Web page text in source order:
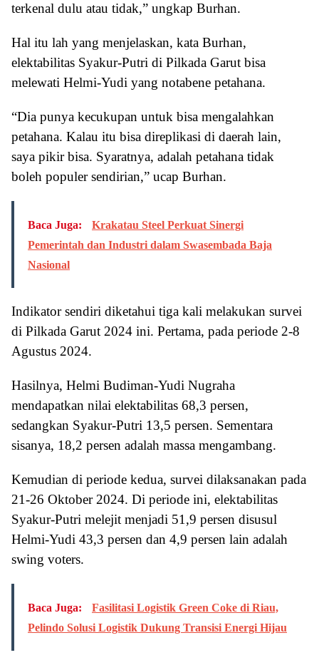
terkenal dulu atau tidak,” ungkap Burhan.
Hal itu lah yang menjelaskan, kata Burhan,
elektabilitas Syakur-Putri di Pilkada Garut bisa
melewati Helmi-Yudi yang notabene petahana.
“Dia punya kecukupan untuk bisa mengalahkan
petahana. Kalau itu bisa direplikasi di daerah lain,
saya pikir bisa. Syaratnya, adalah petahana tidak
boleh populer sendirian,” ucap Burhan.
Baca Juga:
Krakatau Steel Perkuat Sinergi
Pemerintah dan Industri dalam Swasembada Baja
Nasional
Indikator sendiri diketahui tiga kali melakukan survei
di Pilkada Garut 2024 ini. Pertama, pada periode 2-8
Agustus 2024.
Hasilnya, Helmi Budiman-Yudi Nugraha
mendapatkan nilai elektabilitas 68,3 persen,
sedangkan Syakur-Putri 13,5 persen. Sementara
sisanya, 18,2 persen adalah massa mengambang.
Kemudian di periode kedua, survei dilaksanakan pada
21-26 Oktober 2024. Di periode ini, elektabilitas
Syakur-Putri melejit menjadi 51,9 persen disusul
Helmi-Yudi 43,3 persen dan 4,9 persen lain adalah
swing voters.
Baca Juga:
Fasilitasi Logistik Green Coke di Riau,
Pelindo Solusi Logistik Dukung Transisi Energi Hijau